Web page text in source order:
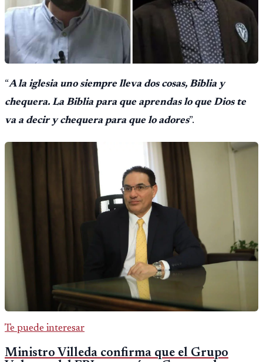
“A la iglesia uno siempre lleva dos cosas, Biblia y
chequera. La Biblia para que aprendas lo que Dios te
va a decir y chequera para que lo adores”.
Te puede interesar
Ministro Villeda confirma que el Grupo